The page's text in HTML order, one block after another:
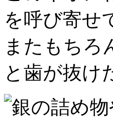
を呼び寄せ
またもちろ
と歯が抜け